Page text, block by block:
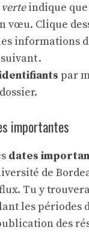
indique
vœu. Clique
informations
.
par
importantes
dates
de
Tu y
les périodes
des